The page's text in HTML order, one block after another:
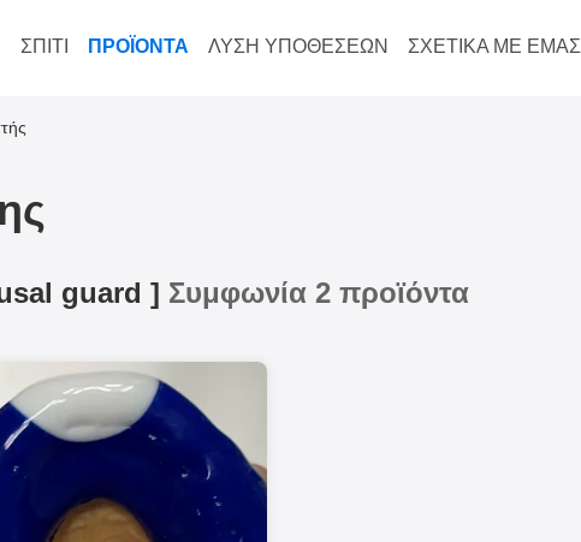
ΣΠΊΤΙ ΠΡΟΪΌΝΤΑ ΛΎΣΗ ΥΠΟΘΈΣΕΩΝ ΣΧΕΤΙΚΆ ΜΕ ΕΜΆΣ
guard ] Συμφωνία 2 προϊόντα